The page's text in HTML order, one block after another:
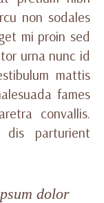
non sodales
mi proin sed
urna nunc id
mattis
fames
convallis.
dis parturient
dolor